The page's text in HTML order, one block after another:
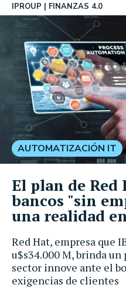
Red Hat, empresa que
u$s34.000 M, brinda
sector innove ante el
exigencias de clientes
IPROUP FINANZAS 4.0
AUTOMATIZACIÓN IT
El plan de Red
bancos "sin
una realidad